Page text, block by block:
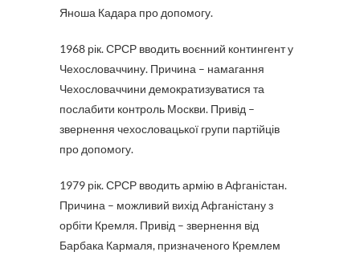
Яноша Кадара про допомогу.
1968 рік. СРСР вводить воєнний контингент у
Чехословаччину. Причина – намагання
Чехословаччини демократизуватися та
послабити контроль Москви. Привід –
звернення чехословацької групи партійців
про допомогу.
1979 рік. СРСР вводить армію в Афганістан.
Причина – можливий вихід Афганістану з
орбіти Кремля. Привід – звернення від
Барбака Кармаля, призначеного Кремлем